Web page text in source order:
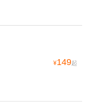
¥149起